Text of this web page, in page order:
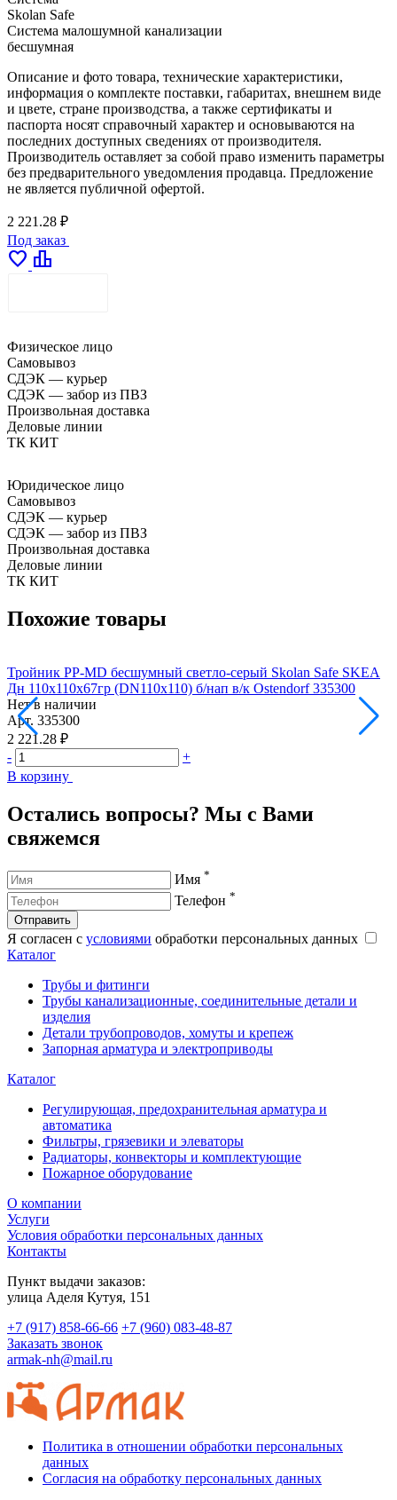
Skolan Safe
Система малошумной канализации
бесшумная
Описание и фото товара, технические характеристики,
информация о комплекте поставки, габаритах, внешнем виде
и цвете, стране производства, а также сертификаты и
паспорта носят справочный характер и основываются на
последних доступных сведениях от производителя.
Производитель оставляет за собой право изменить параметры
без предварительного уведомления продавца. Предложение
не является публичной офертой.
2 221.28 ₽
Под заказ
favorite leaderboard
Физическое лицо
Самовывоз
СДЭК — курьер
СДЭК — забор из ПВЗ
Произвольная доставка
Деловые линии
ТК КИТ
Юридическое лицо
Самовывоз
СДЭК — курьер
СДЭК — забор из ПВЗ
Произвольная доставка
Деловые линии
ТК КИТ
Похожие товары
Тройник PP-MD бесшумный светло-серый Skolan Safe SKEA
Дн 110х110х67гр (DN110х110) б/нап в/к Ostendorf 335300
Нет в наличии
Арт. 335300
2 221.28 ₽
-
+
В корзину
Остались вопросы? Мы с Вами
свяжемся
Имя *
Телефон *
Отправить
Я согласен с условиями обработки персональных данных
Каталог
Трубы и фитинги
Трубы канализационные, соединительные детали и
изделия
Детали трубопроводов, хомуты и крепеж
Запорная арматура и электроприводы
Каталог
Регулирующая, предохранительная арматура и
автоматика
Фильтры, грязевики и элеваторы
Радиаторы, конвекторы и комплектующие
Пожарное оборудование
О компании
Услуги
Условия обработки персональных данных
Контакты
Пункт выдачи заказов:
​улица Аделя Кутуя, 151
+7 (917) 858-66-66 +7 (960) 083-48-87
Заказать звонок
armak-nh@mail.ru
Политика в отношении обработки персональных
данных
Согласия на обработку персональных данных